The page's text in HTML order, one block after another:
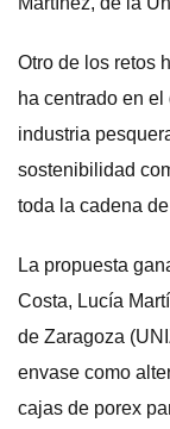
Otro de los retos
ha centrado en
industria
sostenibilidad
toda la cadena
La propuesta
Costa, Lucía
de Zaragoza
envase como
cajas de porex